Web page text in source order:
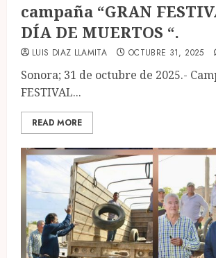
campaña “GRAN
DÍA DE MUERTOS “.
LUIS DIAZ LLAMITA OCTUBRE 31, 2025
Sonora; 31 de octubre de 2025.-
FESTIVAL...
READ MORE